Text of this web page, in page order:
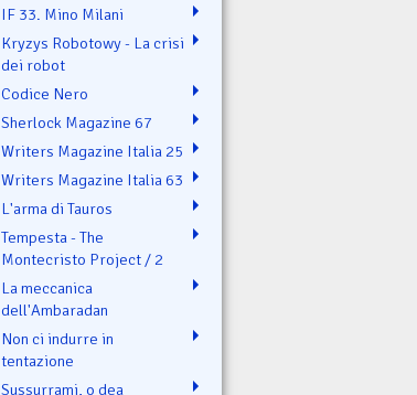
IF 33. Mino Milani
Kryzys Robotowy - La crisi
dei robot
Codice Nero
Sherlock Magazine 67
Writers Magazine Italia 25
Writers Magazine Italia 63
L'arma di Tauros
Tempesta - The
Montecristo Project / 2
La meccanica
dell'Ambaradan
Non ci indurre in
tentazione
Sussurrami, o dea